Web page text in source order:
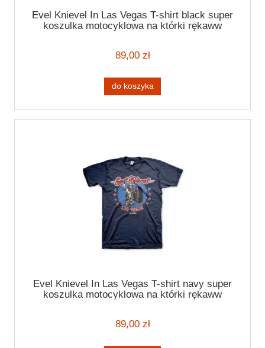
Evel Knievel In Las Vegas T-shirt black super
koszulka motocyklowa na którki rękaww
89,00 zł
do koszyka
Evel Knievel In Las Vegas T-shirt navy super
koszulka motocyklowa na którki rękaww
89,00 zł